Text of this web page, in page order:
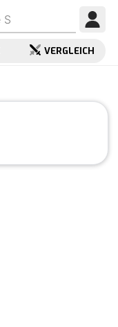
VERGLEICH